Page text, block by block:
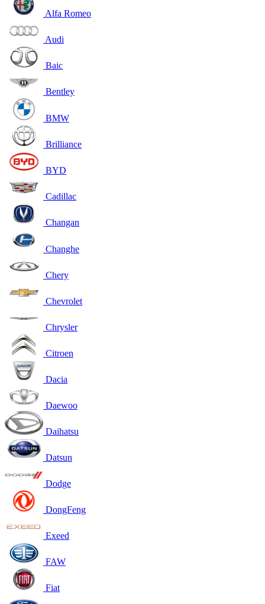
Alfa Romeo
Audi
Baic
Bentley
BMW
Brilliance
BYD
Cadillac
Changan
Changhe
Chery
Chevrolet
Chrysler
Citroen
Dacia
Daewoo
Daihatsu
Datsun
Dodge
DongFeng
Exeed
FAW
Fiat